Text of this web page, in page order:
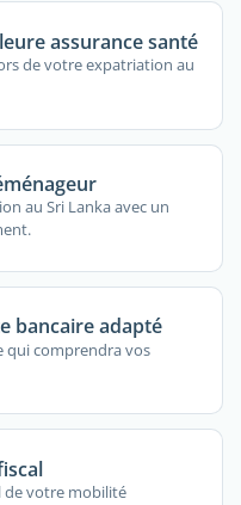
assurance santé
de votre expatriation au
au Sri Lanka avec un
bancaire adapté
qui comprendra vos
de votre mobilité